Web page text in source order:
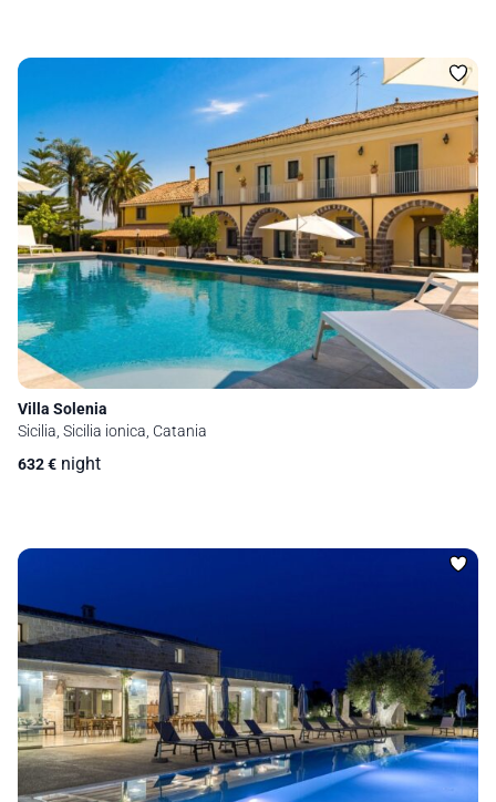
Villa Solenia
Sicilia, Sicilia ionica, Catania
632€ night